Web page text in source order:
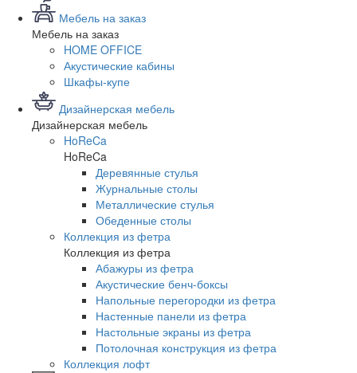
Мебель на заказ
Мебель на заказ
HOME OFFICE
Акустические кабины
Шкафы-купе
Дизайнерская мебель
Дизайнерская мебель
HoReCa
HoReCa
Деревянные стулья
Журнальные столы
Металлические стулья
Обеденные столы
Коллекция из фетра
Коллекция из фетра
Абажуры из фетра
Акустические бенч-боксы
Напольные перегородки из фетра
Настенные панели из фетра
Настольные экраны из фетра
Потолочная конструкция из фетра
Коллекция лофт